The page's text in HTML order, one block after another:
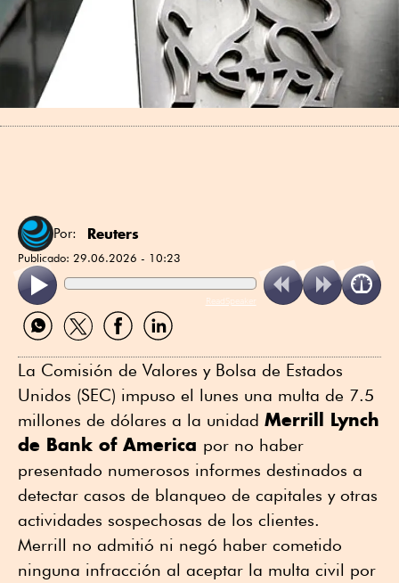
Por: Reuters
Publicado: 29.06.2026 - 10:23
ReadSpeaker
Compartir
por
Compartir
por
Compartir
por
Compartir
por
La Comisión de Valores y Bolsa de Estados
Unidos (SEC) ⁠impuso el lunes una multa de 7.5
millones de dólares a la unidad Merrill Lynch
de Bank of America ⁠por no haber
presentado numerosos informes ⁠destinados a
detectar casos de blanqueo de capitales y otras
actividades sospechosas de los clientes.
Merrill no admitió ni negó haber cometido
ninguna infracción al aceptar la multa civil por